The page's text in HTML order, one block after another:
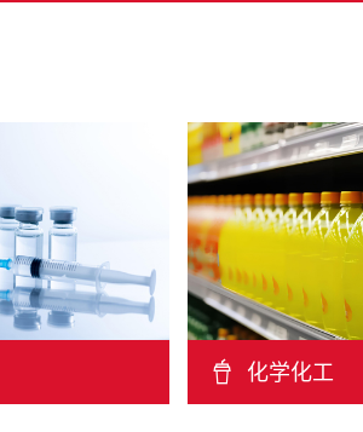
化学化工